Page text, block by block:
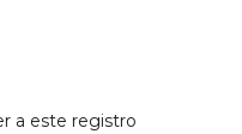
a este registro